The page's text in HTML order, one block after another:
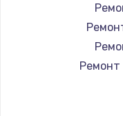
Ремонт
Ремонт